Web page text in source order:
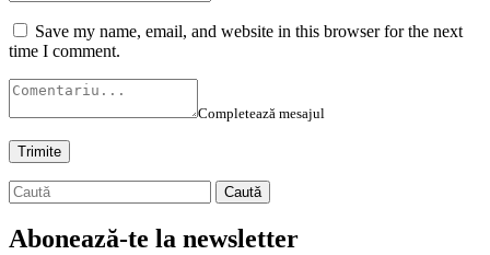
Save my name, email, and website in this browser for the next
time I comment.
Completează mesajul
Abonează-te la newsletter